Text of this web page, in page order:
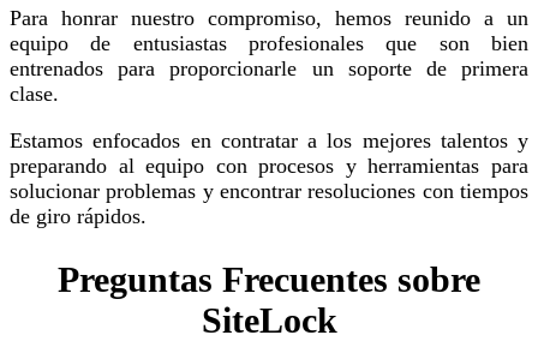
Para honrar nuestro compromiso, hemos reunido a un
equipo de entusiastas profesionales que son bien
entrenados para proporcionarle un soporte de primera
clase.
Estamos enfocados en contratar a los mejores talentos y
preparando al equipo con procesos y herramientas para
solucionar problemas y encontrar resoluciones con tiempos
de giro rápidos.
Preguntas Frecuentes sobre
SiteLock